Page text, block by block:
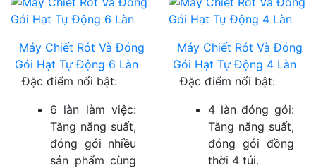
Máy Chiết Rót Và Đóng
Gói Hạt Tự Động 6 Làn
Đặc điểm nổi bật:
6 làn làm việc:
Tăng năng suất,
đóng gói nhiều
sản phẩm cùng
Máy Chiết Rót Và Đóng
Gói Hạt Tự Động 4 Làn
Đặc điểm nổi bật:
4 làn đóng gói:
Tăng năng suất,
đóng gói đồng
thời 4 túi.